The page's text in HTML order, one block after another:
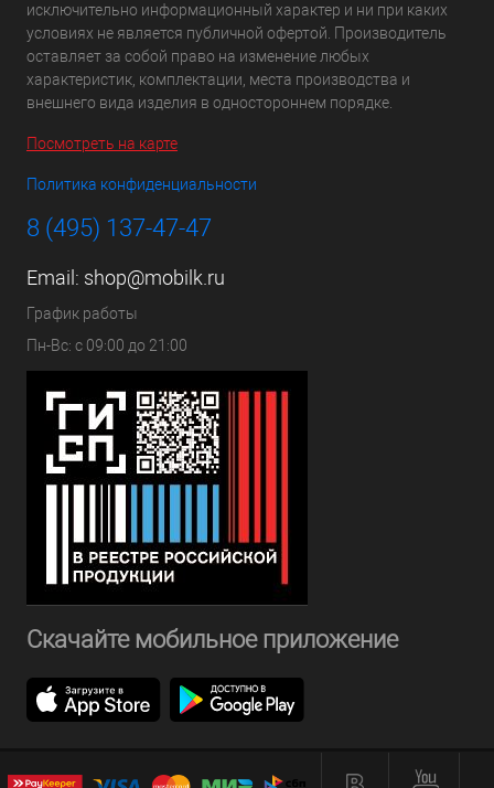
исключительно информационный характер и ни при каких
условиях не является публичной офертой. Производитель
оставляет за собой право на изменение любых
характеристик, комплектации, места производства и
внешнего вида изделия в одностороннем порядке.
Посмотреть на карте
Политика конфиденциальности
8 (495) 137-47-47
Email: shop@mobilk.ru
График работы
Пн-Вс: с 09:00 до 21:00
Скачайте мобильное приложение